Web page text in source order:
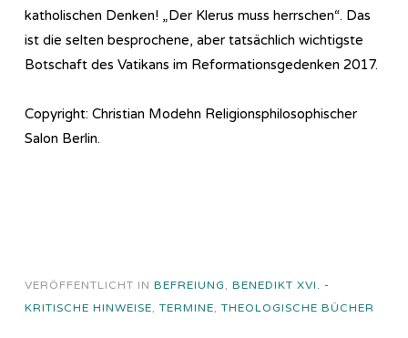
katholischen Denken! „Der Klerus muss herrschen“. Das
ist die selten besprochene, aber tatsächlich wichtigste
Botschaft des Vatikans im Reformationsgedenken 2017.
Copyright: Christian Modehn Religionsphilosophischer
Salon Berlin.
VERÖFFENTLICHT IN BEFREIUNG, BENEDIKT XVI. -
KRITISCHE HINWEISE, TERMINE, THEOLOGISCHE BÜCHER